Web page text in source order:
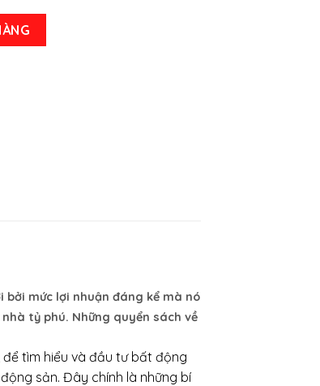
Văn Nam số lượng
mức lợi nhuận đáng kể mà nó
tỷ phú. Những quyển sách về
tìm hiểu và đầu tư bất động
sản. Đây chính là những bí